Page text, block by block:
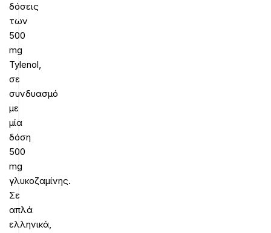
δόσεις
των
500
mg
Tylenol,
σε
συνδυασμό
με
μία
δόση
500
mg
γλυκοζαμίνης.
Σε
απλά
ελληνικά,